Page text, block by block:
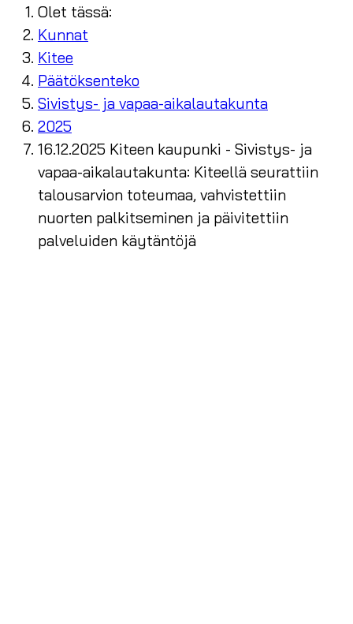
Olet tässä:
Kunnat
Kitee
Päätöksenteko
Sivistys- ja vapaa-aikalautakunta
2025
16.12.2025 Kiteen kaupunki - Sivistys- ja
vapaa-aikalautakunta: Kiteellä seurattiin
talousarvion toteumaa, vahvistettiin
nuorten palkitseminen ja päivitettiin
palveluiden käytäntöjä